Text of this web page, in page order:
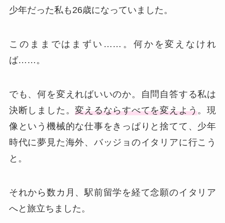
少年だった私も26歳になっていました。
このままではまずい……。何かを変えなけれ
ば……。
でも、何を変えればいいのか。自問自答する私は
決断しました。変えるならすべてを変えよう。現
像という機械的な仕事をきっぱりと捨てて、少年
時代に夢見た海外、バッジョのイタリアに行こう
と。
それから数カ月、駅前留学を経て念願のイタリア
へと旅立ちました。